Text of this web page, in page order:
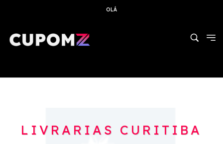
OLÁ
LIVRARIAS CURITIBA